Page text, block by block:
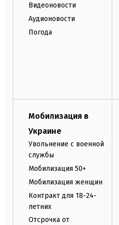
Видеоновости
Аудионовости
Погода
Мобилизация в
Украине
Увольнение с военной
службы
Мобилизация 50+
Мобилизация женщин
Контракт для 18-24-
летних
Отсрочка от